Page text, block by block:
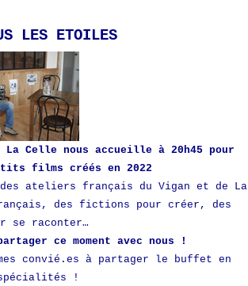
LES ETOILES
La Celle nous accueille à 20h45 pour
films créés en 2022
ateliers français du Vigan et de La
des fictions pour créer, des
se raconter…
ce moment avec nous !
convié.es à partager le buffet en
spécialités !